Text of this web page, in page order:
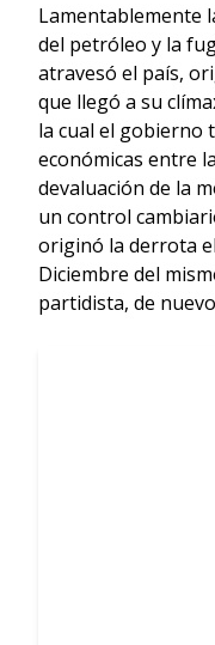
Lamentablemente
del petróleo y la
atravesó el país,
que llegó a su
la cual el gobierno
económicas entre
devaluación de la
un control
originó la derrota
Diciembre del
partidista, de